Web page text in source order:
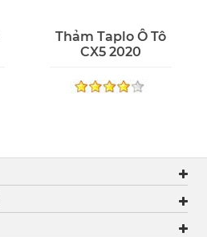
Thảm Taplo Ô Tô
CX5 2020